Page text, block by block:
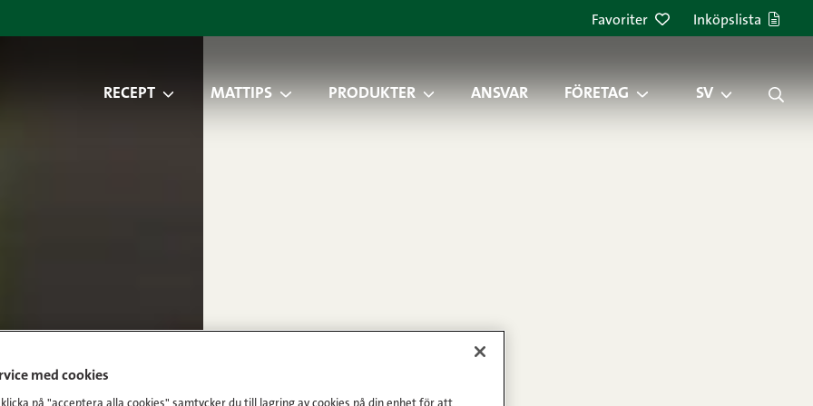
Favoriter Inköpslista
RECEPT MATTIPS PRODUKTER ANSVAR FÖRETAG SV
med cookies